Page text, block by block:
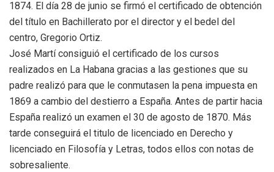
1874. El día 28 de junio se firmó el certificado de obtención
del título en Bachillerato por el director y el bedel del
centro, Gregorio Ortiz.
José Martí consiguió el certificado de los cursos
realizados en La Habana gracias a las gestiones que su
padre realizó para que le conmutasen la pena impuesta en
1869 a cambio del destierro a España. Antes de partir hacia
España realizó un examen el 30 de agosto de 1870. Más
tarde conseguirá el titulo de licenciado en Derecho y
licenciado en Filosofía y Letras, todos ellos con notas de
sobresaliente.